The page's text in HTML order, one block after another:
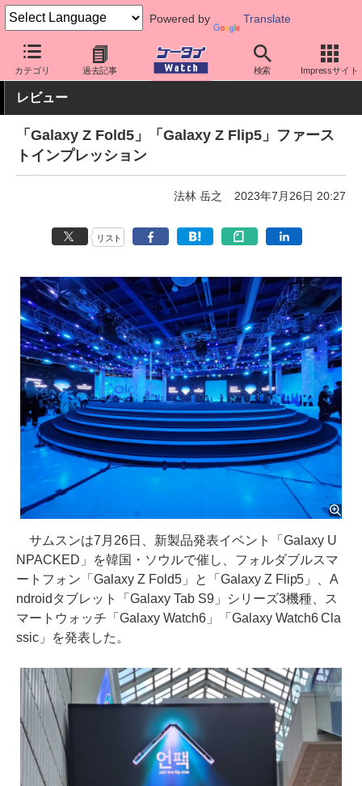
Powered by Translate
カテゴリ 過去記事 検索 Impressサイト
ケータイ Watch OS Android Galaxy
レビュー
「Galaxy Z Fold5」「Galaxy Z Flip5」ファース
トインプレッション
法林 岳之 2023年7月26日 20:27
リスト
サムスンは7月26日、新製品発表イベント「Galaxy U
NPACKED」を韓国・ソウルで催し、フォルダブルスマ
ートフォン「Galaxy Z Fold5」と「Galaxy Z Flip5」、A
ndroidタブレット「Galaxy Tab S9」シリーズ3機種、ス
マートウォッチ「Galaxy Watch6」「Galaxy Watch6 Cla
ssic」を発表した。